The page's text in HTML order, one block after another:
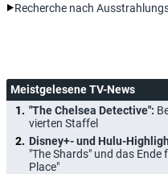
Recherche nach
Meistgelesene TV-News
"The Chelsea Detective":
vierten Staffel
Disney+- und Hulu-
"The Shards" und das Ende
Place"